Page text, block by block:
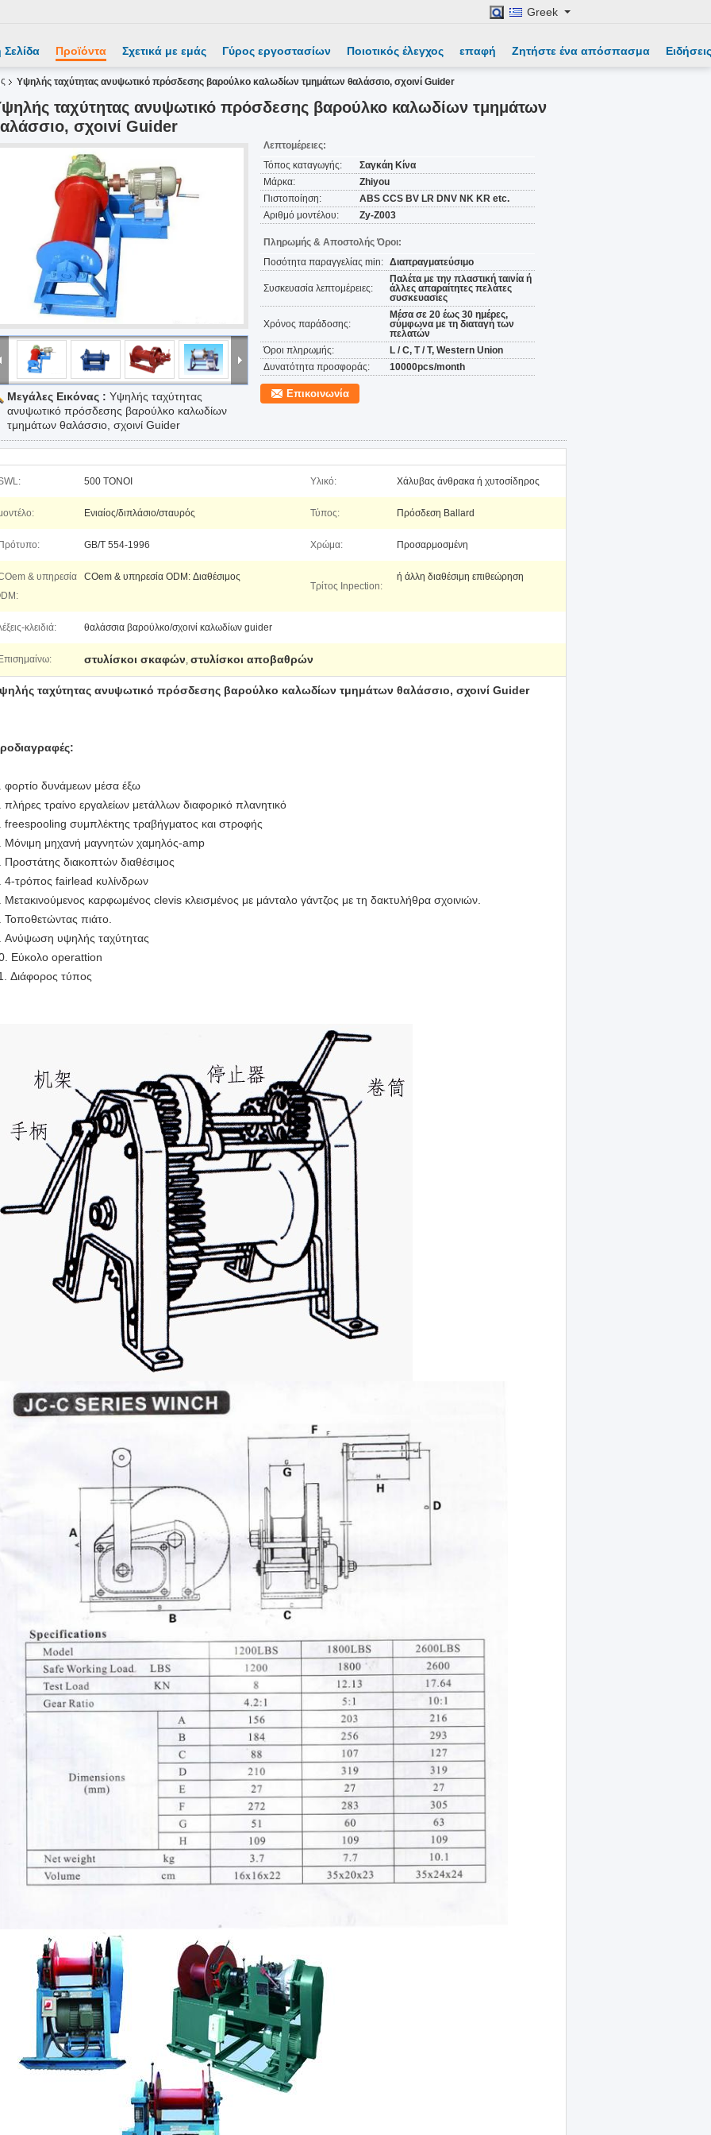
Greek
Σελίδα Προϊόντα Σχετικά με εμάς Γύρος εργοστασίων Ποιοτικός έλεγχος επαφή Ζητήστε ένα απόσπασμα
Υψηλής ταχύτητας ανυψωτικό πρόσδεσης βαρούλκο καλωδίων τμημάτων θαλάσσιο, σχοινί Guider
ταχύτητας ανυψωτικό πρόσδεσης βαρούλκο καλωδίων τμημάτων
σχοινί Guider
Μεγάλες Εικόνας : Υψηλής ταχύτητας
ανυψωτικό πρόσδεσης βαρούλκο καλωδίων
τμημάτων θαλάσσιο, σχοινί Guider
Λεπτομέρειες:
Τόπος καταγωγής:
Σαγκάη Κίνα
Μάρκα:
Zhiyou
Πιστοποίηση:
ABS CCS BV LR DNV NK KR etc.
Αριθμό μοντέλου:
Zy-Z003
Πληρωμής & Αποστολής Όροι:
Ποσότητα παραγγελίας min: Διαπραγματεύσιμο
Συσκευασία λεπτομέρειες:
Παλέτα με την πλαστική ταινία ή
άλλες απαραίτητες πελάτες
συσκευασίες
Χρόνος παράδοσης:
Μέσα σε 20 έως 30 ημέρες,
σύμφωνα με τη διαταγή των
πελατών
Όροι πληρωμής:
L / C, T / T, Western Union
Δυνατότητα προσφοράς:
10000pcs/month
Επικοινωνία
500 ΤΟΝΟΙ Υλικό: Χάλυβας άνθρακα ή χυτοσίδηρος
Ενιαίος/διπλάσιο/σταυρός Τύπος: Πρόσδεση Ballard
Πρότυπο: GB/T 554-1996 Χρώμα: Προσαρμοσμένη
& υπηρεσία
COem & υπηρεσία ODM: Διαθέσιμος
Τρίτος Inpection:
ή άλλη διαθέσιμη επιθεώρηση
κλειδιά: θαλάσσια βαρούλκο/σχοινί καλωδίων guider
Επισημαίνω: στυλίσκοι σκαφών, στυλίσκοι αποβαθρών
ταχύτητας ανυψωτικό πρόσδεσης βαρούλκο καλωδίων τμημάτων θαλάσσιο, σχοινί Guider
φορτίο δυνάμεων μέσα έξω
πλήρες τραίνο εργαλείων μετάλλων διαφορικό πλανητικό
freespooling συμπλέκτης τραβήγματος και στροφής
Μόνιμη μηχανή μαγνητών χαμηλός-amp
Προστάτης διακοπτών διαθέσιμος
4-τρόπος fairlead κυλίνδρων
Μετακινούμενος καρφωμένος clevis κλεισμένος με μάνταλο γάντζος με τη δακτυλήθρα σχοινιών.
Τοποθετώντας πιάτο.
Ανύψωση υψηλής ταχύτητας
Εύκολο operattion
Διάφορος τύπος